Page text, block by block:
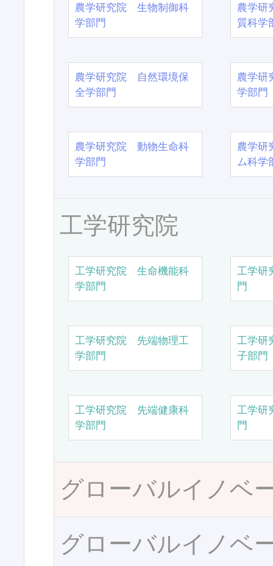
農学研究院 生物制御科
学部門
農学
質科学
農学研究院 自然環境保
全学部門
農学
学部門
農学研究院 動物生命科
学部門
農学
ム科学
工学研究院
工学研究院 生命機能科
学部門
工学研
門
工学研究院 先端物理工
学部門
工学研
子部門
工学研究院 先端健康科
学部門
工学研
門
グローバルイノベ
グローバルイノベ